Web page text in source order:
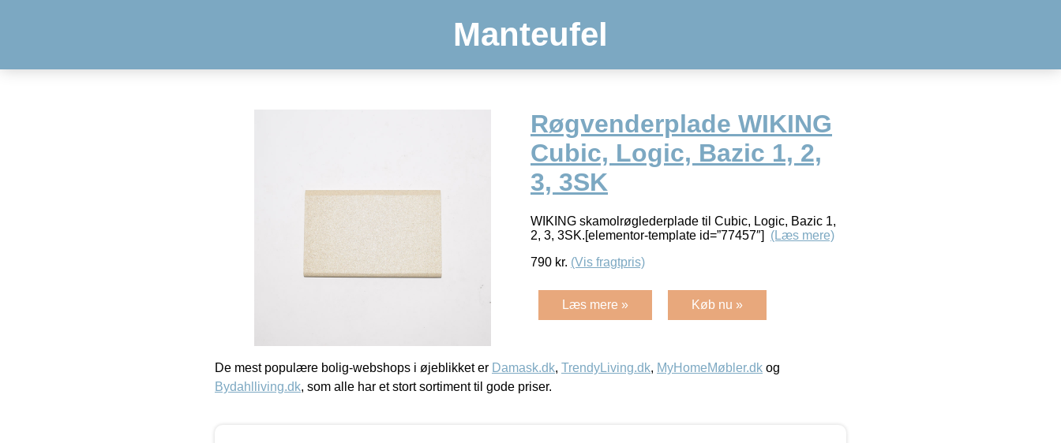
Manteufel
Røgvenderplade WIKING
Cubic, Logic, Bazic 1, 2,
3, 3SK
WIKING skamolrøglederplade til Cubic, Logic, Bazic 1,
2, 3, 3SK.[elementor-template id=”77457″] (Læs mere)
790 kr. (Vis fragtpris)
Læs mere » Køb nu »
De mest populære bolig-webshops i øjeblikket er Damask.dk, TrendyLiving.dk, MyHomeMøbler.dk og
Bydahlliving.dk, som alle har et stort sortiment til gode priser.